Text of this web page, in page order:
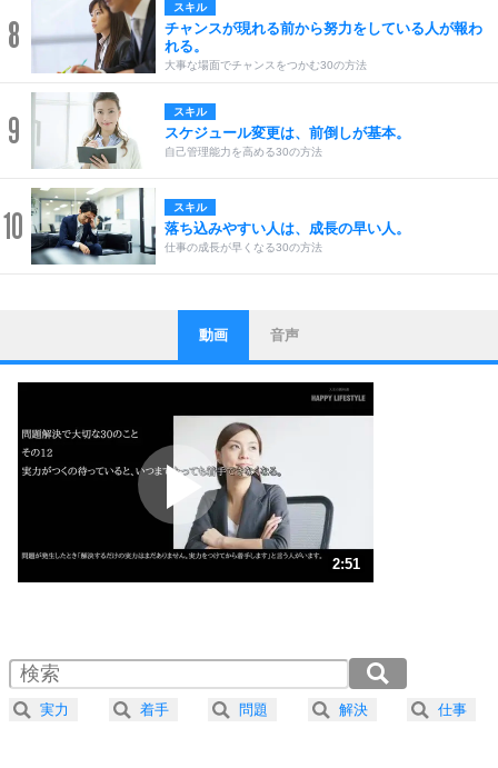
8
スキル
チャンスが現れる前から努力をしている人が報わ
れる。
大事な場面でチャンスをつかむ30の方法
9 スキル
スケジュール変更は、前倒しが基本。
自己管理能力を高める30の方法
10 スキル
落ち込みやすい人は、成長の早い人。
仕事の成長が早くなる30の方法
1
ストレス対策
他人と比べない。
いっそのこと、他人を見ない。
いらいらしない人になる30の方法
プラス思考
ポジティブになれない原因は、行動しないから。
ポジティブ思考になる30の方法
ストレス対策
人生、なんとかなるもの。
気楽に生きる30の方法
4 器の大きい人は、怒りを優しさで表現する。
プラス思考
動画 音声
2:51
2.0倍速 （336KB 1分25秒）
2.5倍速 （269KB 1分8秒）
3.0倍速 （225KB 57秒）
実力 着手 問題 解決 仕事